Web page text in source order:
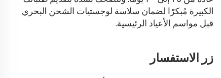
الكبيرة مُبكرًا لضمان سلاسة لوجستيات الشحن البحري
قبل مواسم الأعياد الرئيسية.
زر الاستفسار